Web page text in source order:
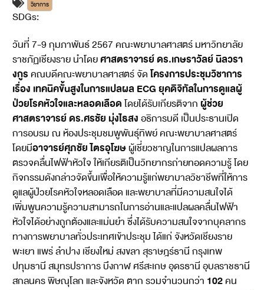
วิชาการ
SDGs:
วันที่ 7-9 กุมภาพันธ์ 2567 คณะพยาบาลศาสตร์ มหาวิทยาลัย
ราชภัฏเชียงราย นำโดยศาสตราจารย์ ดร.เกษราวัลย์ นิลวรา
งกูร คณบดีคณะพยาบาลศาสตร์ จัดโครงการประชุมวิชาการ
เรื่อง เทคนิคขั้นสูงในการแปลผล ECG ยุคดิจิทัลในการดูแลผู้
ป่วยโรคหัวใจและหลอดเลือดโดยได้รับเกียรติจากผู้ช่วย
ศาสตราจารย์ ดร.ศรชัย มุ่งไธสงอธิการบดี เป็นประธานเปิด
การอบรม ณ ห้องประชุมชมพูพันธุ์ทิพย์ คณะพยาบาลศาสตร์
โดยมีอาจารย์ศุภชัย ไตรอุโฆษผู้เชี่ยวชาญในการแปลผลการ
ตรวจคลื่นไฟฟ้าหัวใจ ให้เกียรติเป็นวิทยากรถ่ายทอดความรู้ โดย
กิจกรรมดังกล่าวจัดขึ้นเพื่อให้ความรู้แก่พยาบาลวิชาชีพที่ให้การ
ดูแลผู้ป่วยโรคหัวใจหลอดเลือด และพยาบาลที่มีความสนใจได้
เพิ่มพูนความรู้ความสามารถในการอ่านและแปลผลคลื่นไฟฟ้า
หัวใจได้อย่างถูกต้องและแม่นยำ ซึ่งได้รับความสนใจจากบุคลากร
ทางการพยาบาลทั่วประเทศเข้าประชุม ได้แก่ จังหวัดเชียงราย
พะเยา แพร่ ลำปาง เชียงใหม่ สงขลา สุราษฎร์ธานี กรุงเทพ
ปทุมธานี สมุทรปราการ บึงกาฬ ศรีสะเกษ อุดรธานี อุบลราชธานี
สกลนคร พิษณุโลก และจังหวัด ตาก รวมจำนวนกว่า 102คน